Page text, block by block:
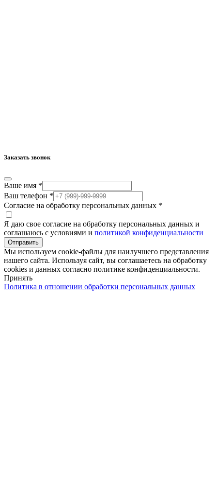
Заказать звонок
Ваше имя *
Ваш телефон *
Согласие на обработку персональных данных *
Я даю свое согласие на обработку персональных данных и
соглашаюсь с условиями и политикой конфиденциальности
Отправить
Мы используем cookie-файлы для наилучшего представления
нашего сайта. Используя сайт, вы соглашаетесь на обработку
cookies и данных согласно политике конфиденциальности.
Принять
Политика в отношении обработки персональных данных